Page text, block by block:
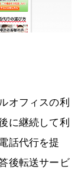
オフィスの利
に継続して利
話代行を提
後転送サービ